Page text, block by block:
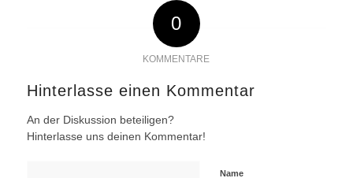
0
KOMMENTARE
Hinterlasse einen Kommentar
An der Diskussion beteiligen?
Hinterlasse uns deinen Kommentar!
Name